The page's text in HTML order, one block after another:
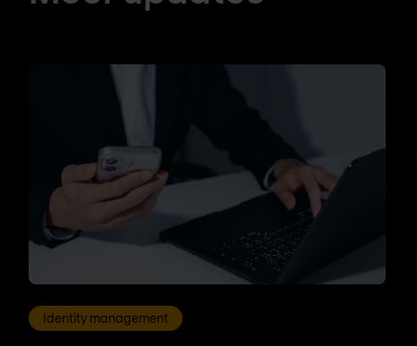
Identity management